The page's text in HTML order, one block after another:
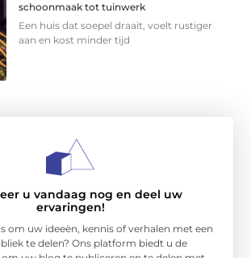
schoonmaak tot tuinwerk
Een huis dat soepel draait, voelt rustiger
aan en kost minder tijd
u vandaag nog en deel uw
ervaringen!
om uw ideeën, kennis of verhalen met een
te delen? Ons platform biedt u de